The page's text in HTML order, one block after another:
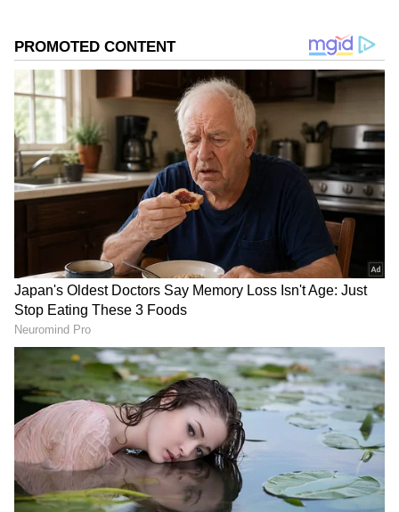
டிக்கெட் தேவையில்லை?", "ஹாஃப் டிக்கெட்
எப்போது வாங்க வேண்டும்?", "தனி
இருக்கை பெற முழு கட்டணம் கட்ட
வேண்டுமா?" போன்ற கேள்விகள் அடிக்கடி
எழுகின்றன. உண்மையில், இந்திய
ரயில்வே இதற்கான தெளிவான
வழிகாட்டுதல்களை ஏற்கனவே வகுத்து
வைத்துள்ளது. ஆனால் அவை குறித்து பல
பயணிகளுக்கு முழுமையான விழிப்புணர்வு
இல்லை.
ஏசியாநெட் தமிழ்-ஐ உங்கள் முதன்மைத்
தேர்வாக்குங்கள்